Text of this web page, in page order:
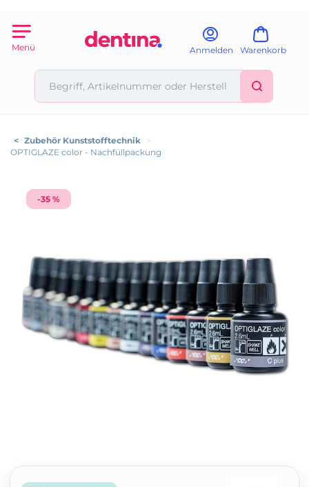
Menü Anmelden Warenkorb
< Zubehör Kunststofftechnik >
OPTIGLAZE color - Nachfüllpackung
-35 %